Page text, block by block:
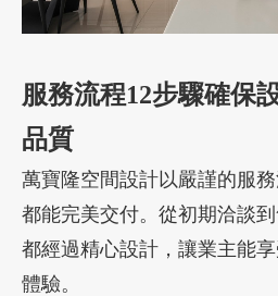
服務流程12步驟確保
品質
萬寶隆空間設計以嚴謹的服
都能完美交付。從初期洽談
都經過精心設計，讓業主能
體驗。